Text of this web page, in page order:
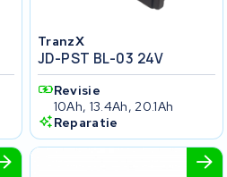
TranzX
JD-PST BL-03 24V
Revisie
10Ah, 13.4Ah, 20.1Ah
Reparatie